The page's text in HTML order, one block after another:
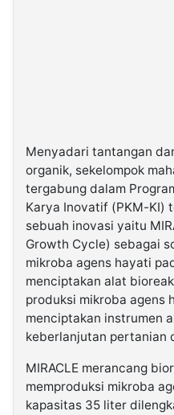
Menyadari tantangan
organik, sekelompok
tergabung dalam
Karya Inovatif (PKM-KI)
sebuah inovasi yaitu
Growth Cycle) sebagai
mikroba agens hayati
menciptakan alat
produksi mikroba agens
menciptakan instrumen
keberlanjutan pertanian
MIRACLE merancang
memproduksi mikroba
kapasitas 35 liter